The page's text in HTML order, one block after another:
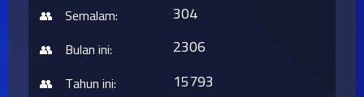
Semalam:
Bulan ini:
Tahun ini:
304
2306
15793